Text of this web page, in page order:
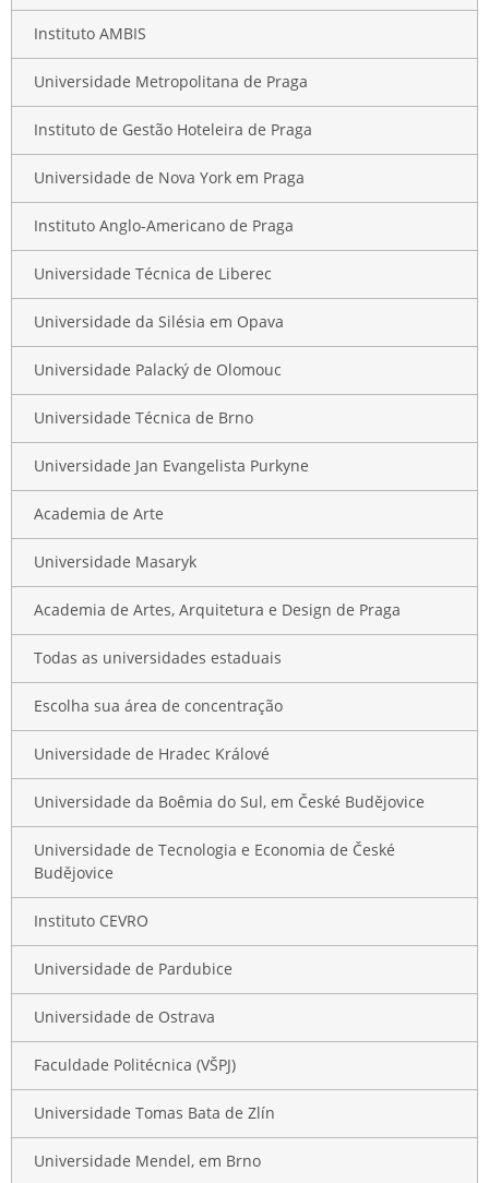
Instituto AMBIS
Universidade Metropolitana de Praga
Instituto de Gestão Hoteleira de Praga
Universidade de Nova York em Praga
Instituto Anglo-Americano de Praga
Universidade Técnica de Liberec
Universidade da Silésia em Opava
Universidade Palacký de Olomouc
Universidade Técnica de Brno
Universidade Jan Evangelista Purkyne
Academia de Arte
Universidade Masaryk
Academia de Artes, Arquitetura e Design de Praga
Todas as universidades estaduais
Escolha sua área de concentração
Universidade de Hradec Králové
Universidade da Boêmia do Sul, em České Budějovice
Universidade de Tecnologia e Economia de České
Budějovice
Instituto CEVRO
Universidade de Pardubice
Universidade de Ostrava
Faculdade Politécnica (VŠPJ)
Universidade Tomas Bata de Zlín
Universidade Mendel, em Brno